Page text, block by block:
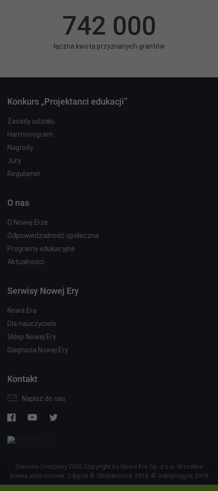
742 000
łączna kwota przyznanych grantów
Konkurs „Projektanci edukacji”
Zasady udziału
Harmonogram
Nagrody
Jury
Regulamin
O nas
O Nowej Erze
Odpowiedzialność społeczna
Programy edukacyjne
Aktualności
Serwisy Nowej Ery
Nowa Era
Dla nauczyciela
Sklep Nowej Ery
Diagnoza Nowej Ery
Kontakt
Napisz do nas
Sanoma Company 2026 Copyright by Nowa Era Sp. z o.o. Wszelkie
prawa zastrzeżone. Zdjęcia © Shutterstock 2019, © Gettyimages 2019